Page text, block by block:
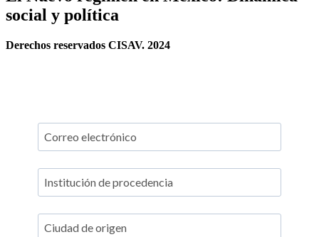
social y política
Derechos reservados CISAV. 2024